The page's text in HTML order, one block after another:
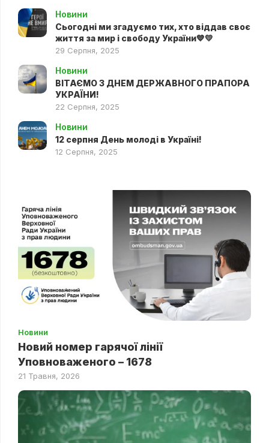
Новини
Сьогодні ми згадуємо тих, хто віддав своє
життя за мир і свободу України💙💛
29 Серпня, 2025
Новини
ВІТАЄМО З ДНЕМ ДЕРЖАВНОГО ПРАПОРА
УКРАЇНИ!
22 Серпня, 2025
Новини
12 серпня День молоді в Україні!
12 Серпня, 2025
Новини
Новий номер гарячої лінії
Уповноваженого – 1678
21 Травня, 2026